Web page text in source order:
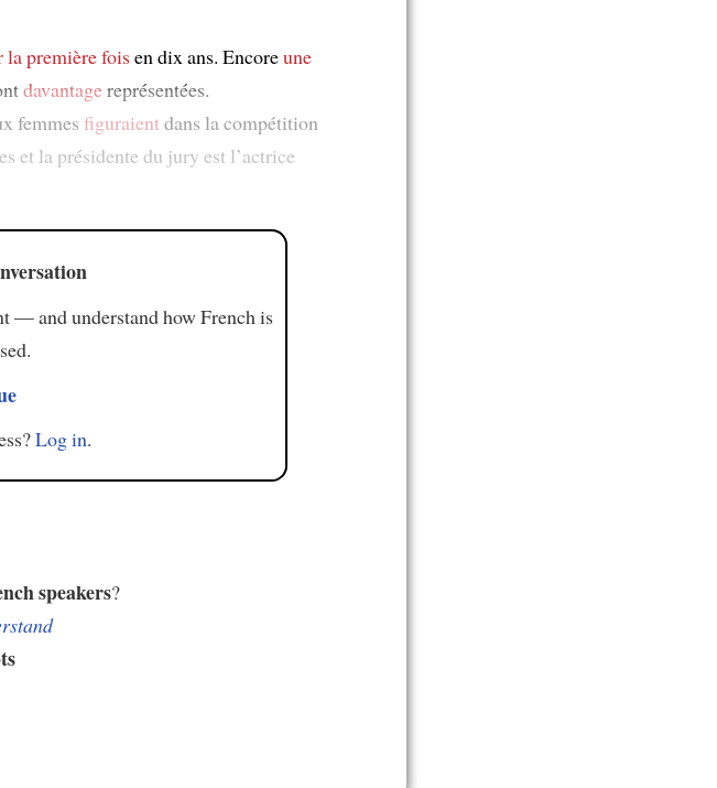
la première foisen dix ans. Encoreune
davantagereprésentées.
femmes figuraientdans la compétition
et la présidente du jury est l’actrice
— and understand how French is
Log in.
speakers?